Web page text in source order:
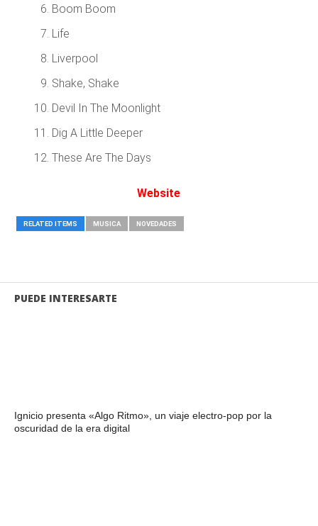
Boom Boom
Life
Liverpool
Shake, Shake
Devil In The Moonlight
Dig A Little Deeper
These Are The Days
Website
RELATED ITEMS MUSICA NOVEDADES
PUEDE INTERESARTE
Ignicio presenta «Algo Ritmo», un viaje electro-pop por la
oscuridad de la era digital